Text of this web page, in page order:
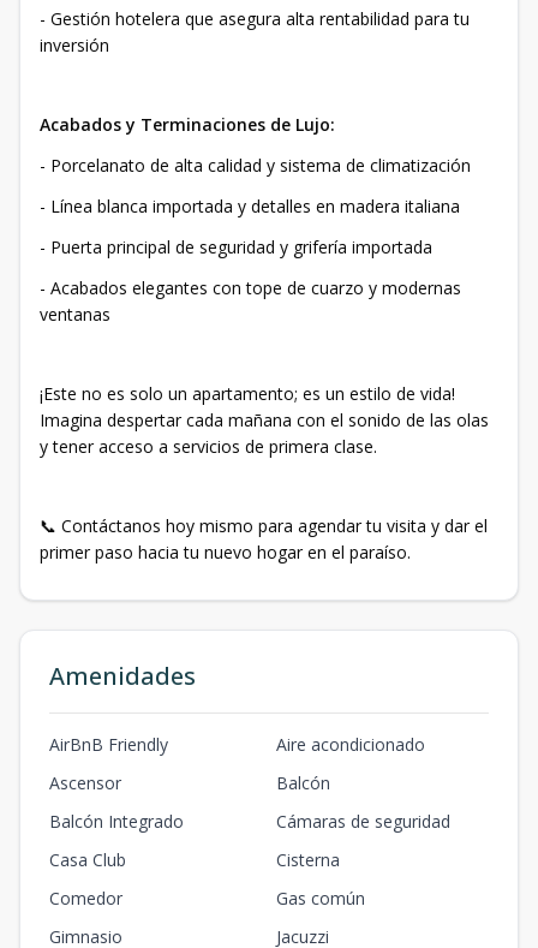
- Gestión hotelera que asegura alta rentabilidad para tu
inversión
Acabados y Terminaciones de Lujo:
- Porcelanato de alta calidad y sistema de climatización
- Línea blanca importada y detalles en madera italiana
- Puerta principal de seguridad y grifería importada
- Acabados elegantes con tope de cuarzo y modernas
ventanas
¡Este no es solo un apartamento; es un estilo de vida!
Imagina despertar cada mañana con el sonido de las olas
y tener acceso a servicios de primera clase.
📞 Contáctanos hoy mismo para agendar tu visita y dar el
primer paso hacia tu nuevo hogar en el paraíso.
Amenidades
AirBnB Friendly
Aire acondicionado
Ascensor
Balcón
Balcón Integrado
Cámaras de seguridad
Casa Club
Cisterna
Comedor
Gas común
Gimnasio
Jacuzzi